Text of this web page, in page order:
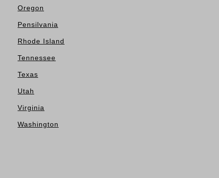
Oregon
Pensilvania
Rhode Island
Tennessee
Texas
Utah
Virginia
Washington